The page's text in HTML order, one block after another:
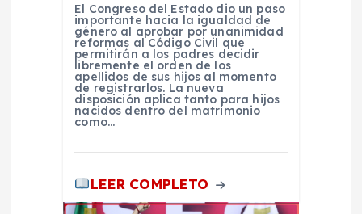
El Congreso del Estado dio un paso
importante hacia la igualdad de
género al aprobar por unanimidad
reformas al Código Civil que
permitirán a los padres decidir
libremente el orden de los
apellidos de sus hijos al momento
de registrarlos. La nueva
disposición aplica tanto para hijos
nacidos dentro del matrimonio
como…
LEER COMPLETO